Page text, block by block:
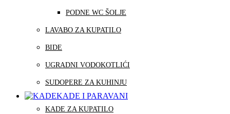
PODNE WC ŠOLJE
LAVABO ZA KUPATILO
BIDE
UGRADNI VODOKOTLIĆI
SUDOPERE ZA KUHINJU
KADE I PARAVANI
KADE ZA KUPATILO